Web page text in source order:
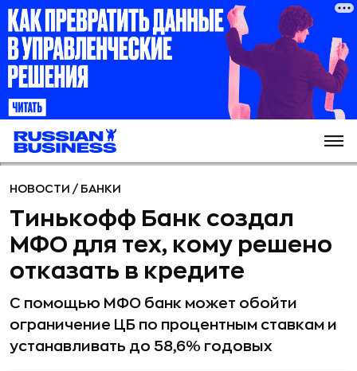
НОВОСТИ / БАНКИ
Тинькофф Банк создал
МФО для тех, кому решено
отказать в кредите
С помощью МФО банк может обойти
ограничение ЦБ по процентным ставкам и
устанавливать до 58,6% годовых